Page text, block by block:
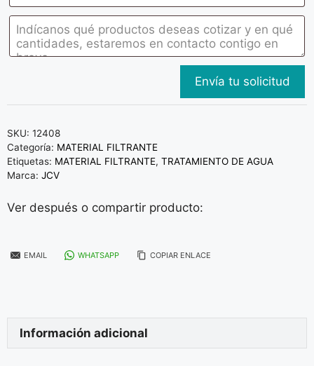
SKU: 12408
Categoría: MATERIAL FILTRANTE
Etiquetas: MATERIAL FILTRANTE, TRATAMIENTO DE AGUA
Marca: JCV
Ver después o compartir producto:
EMAIL WHATSAPP COPIAR ENLACE
Información adicional